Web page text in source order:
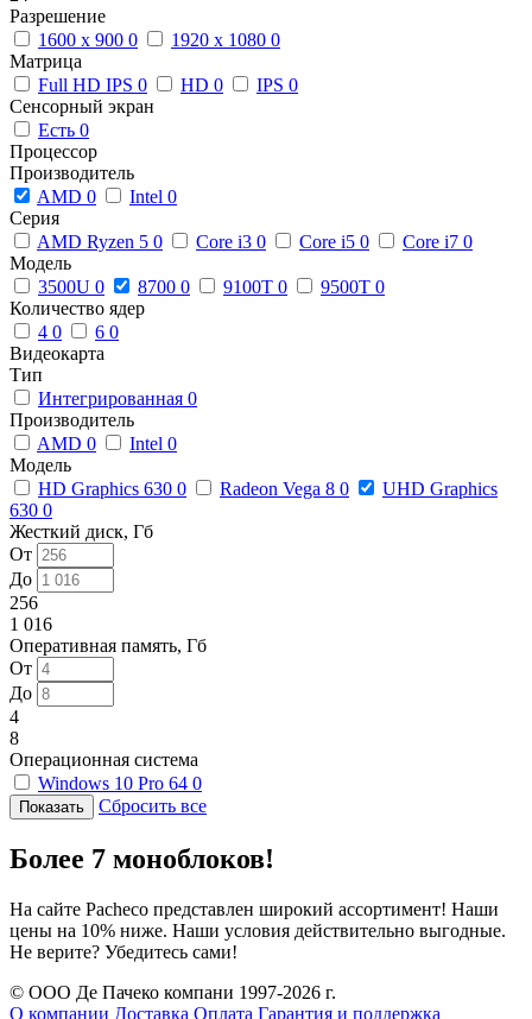
Разрешение
1600 x 900 0 1920 x 1080 0
Матрица
Full HD IPS 0 HD 0 IPS 0
Сенсорный экран
Есть 0
Процессор
Производитель
AMD 0 Intel 0
Серия
AMD Ryzen 5 0 Core i3 0 Core i5 0 Core i7 0
Модель
3500U 0 8700 0 9100T 0 9500T 0
Количество ядер
4 0 6 0
Видеокарта
Тип
Интегрированная 0
Производитель
AMD 0 Intel 0
Модель
HD Graphics 630 0 Radeon Vega 8 0
UHD Graphics
630 0
Жесткий диск, Гб
От
До
256
1 016
Оперативная память, Гб
От
До
4
8
Операционная система
Windows 10 Pro 64 0
Сбросить все
Более 7 моноблоков!
На сайте Pacheco представлен широкий ассортимент! Наши
цены на 10% ниже. Наши условия действительно выгодные.
Не верите? Убедитесь сами!
© ООО Де Пачеко компани 1997-2026 г.
О компании Доставка Оплата Гарантия и поддержка